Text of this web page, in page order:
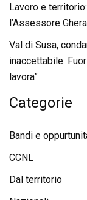
Lavoro e
l’Assessore
Val di Susa,
inaccettabile.
lavora”
Categorie
Bandi e
CCNL
Dal territorio